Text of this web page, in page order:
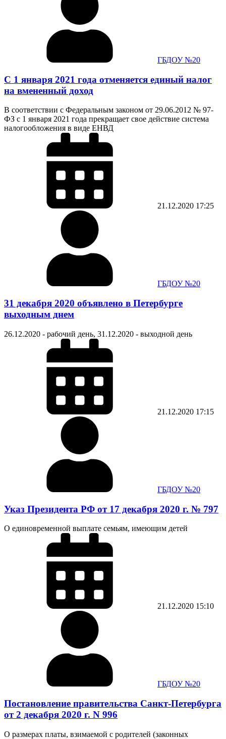
ГБДОУ №20
С 1 января 2021 года отменяется единый налог
на вмененный доход
В соответствии с Федеральным законом от 29.06.2012 № 97-
ФЗ с 1 января 2021 года прекращает свое действие система
налогообложения в виде ЕНВД
21.12.2020 17:25
ГБДОУ №20
31 декабря 2020 объявлено в Петербурге
выходным днем
26.12.2020 - рабочий день, 31.12.2020 - выходной день
21.12.2020 17:15
ГБДОУ №20
Указ Президента РФ от 17 декабря 2020 г. № 797
О единовременной выплате семьям, имеющим детей
21.12.2020 15:10
ГБДОУ №20
Постановление правительства Санкт-Петербурга
от 2 декабря 2020 г. N 996
О размерах платы, взимаемой с родителей (законных